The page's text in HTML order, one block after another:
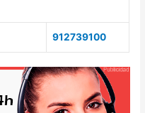
912739100